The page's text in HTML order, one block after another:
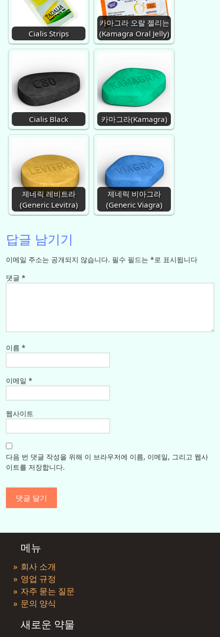
Cialis Strips
카마그라 오랄 젤리는
(Kamagra Oral Jelly)
Cialis Black 카마그라(Kamagra)
제네릭 레비트라
(Generic Levitra)
제네릭 비아그라
(Generic Viagra)
답글 남기기
이메일 주소는 공개되지 않습니다. 필수 필드는 *로 표시됩니다
댓글 *
이름 *
이메일 *
웹사이트
다음 번 댓글 작성을 위해 이 브라우저에 이름, 이메일, 그리고 웹사
이트를 저장합니다.
메뉴
회사 소개
영업 규정
자주 묻는 질문
문의 양식
새로운 약물